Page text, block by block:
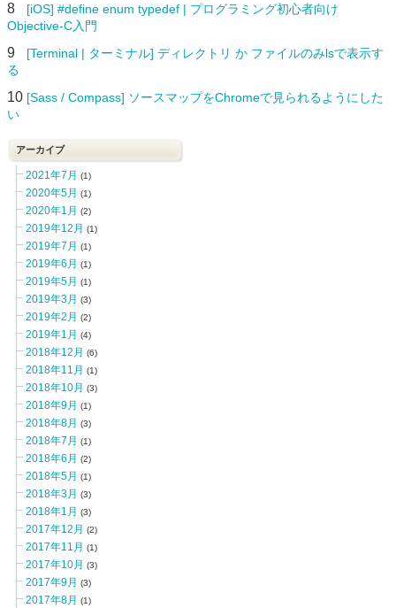
8
[iOS] #define enum typedef | プログラミング初心者向け
Objective-C入門
9
[Terminal | ターミナル] ディレクトリ か ファイルのみlsで表示す
る
10 [Sass / Compass] ソースマップをChromeで見られるようにした
い
アーカイブ
2021年7月 (1)
2020年5月 (1)
2020年1月 (2)
2019年12月 (1)
2019年7月 (1)
2019年6月 (1)
2019年5月 (1)
2019年3月 (3)
2019年2月 (2)
2019年1月 (4)
2018年12月 (6)
2018年11月 (1)
2018年10月 (3)
2018年9月 (1)
2018年8月 (3)
2018年7月 (1)
2018年6月 (2)
2018年5月 (1)
2018年3月 (3)
2018年1月 (3)
2017年12月 (2)
2017年11月 (1)
2017年10月 (3)
2017年9月 (3)
2017年8月 (1)